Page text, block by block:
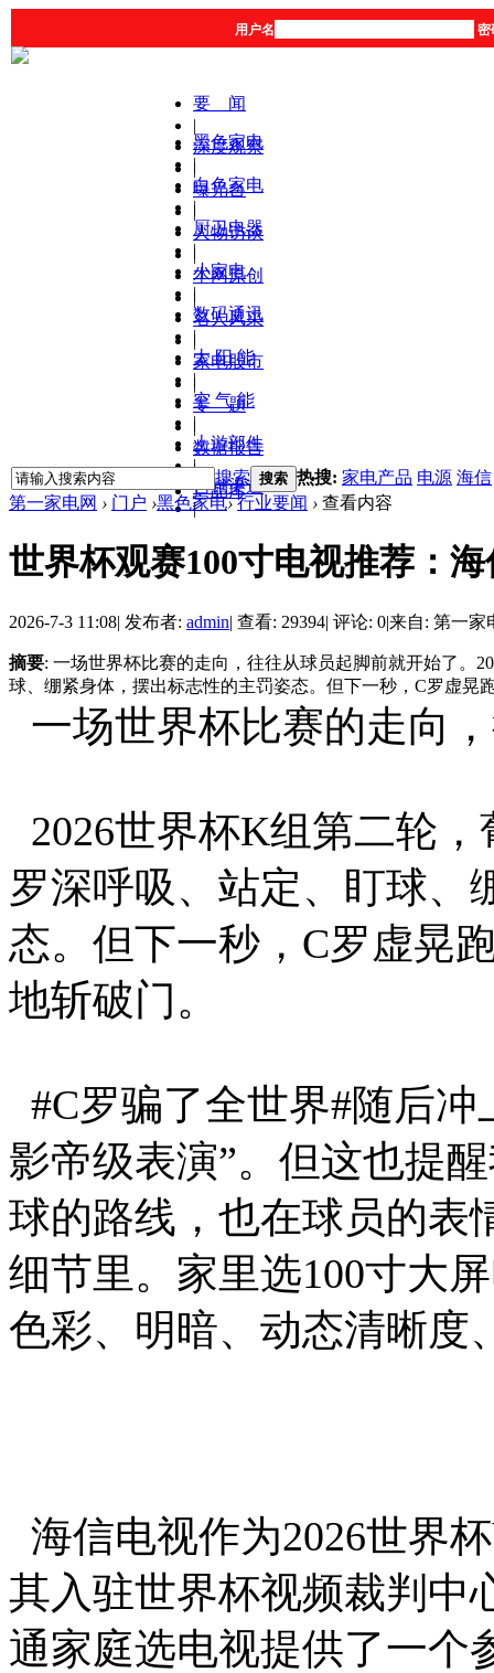
用户名 密
要 闻
|
深度观察
|
曝光台
|
人物访谈
|
本网原创
|
名人风采
|
家电股市
|
专 题
|
数据报告
|
产品库
黑色家电
|
白色家电
|
厨卫电器
|
小家电
|
数码通讯
|
太 阳 能
|
空 气 能
|
上游部件
|
营销渠道
|
搜索 搜索 热搜: 家电产品 电源 海信
第一家电网 › 门户 ›黑色家电› 行业要闻 › 查看内容
世界杯观赛100寸电视推荐：
2026-7-3 11:08| 发布者: admin| 查看: 29394| 评论: 0|来自: 第一家
摘要: 一场世界杯比赛的走向，往往从球员起脚前就开始了。
球、绷紧身体，摆出标志性的主罚姿态。但下一秒，C罗虚晃
一场世界杯比赛的走向
2026世界杯K组第二轮
罗深呼吸、站定、盯球、
态。但下一秒，C罗虚晃
地斩破门。
#C罗骗了全世界#随后
影帝级表演”。但这也提
球的路线，也在球员的表
细节里。家里选100寸大
色彩、明暗、动态清晰度
海信电视作为2026世界
其入驻世界杯视频裁判中
通家庭选电视提供了一个